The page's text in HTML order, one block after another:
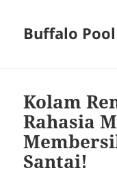
Buffalo
Kolam
Rahasia
Santai!